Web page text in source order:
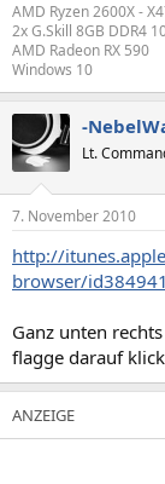
AMD Ryzen 2600X -
2x G.Skill 8GB DDR4
AMD Radeon RX 590
Windows 10
-
Lt.
7. November 2010
http://
browser/
Ganz unten
flagge darauf